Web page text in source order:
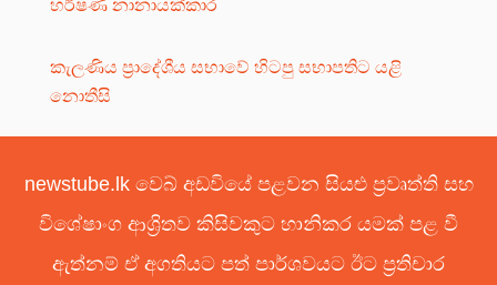
හර්ෂණ නානායක්කාර
කැලණිය ප්‍රාදේශීය සභාවේ හිටපු සභාපතිට යළි
නොතීසි
newstube.lk වෙබ් අඩවියේ පළවන සියළු ප්‍රවෘත්ති සහ
විශේෂාංග ආශ්‍රිතව කිසිවකුට හානිකර යමක් පළ වී
ඇත්නම් ඒ අගතියට පත් පාර්ශවයට ඊට ප්‍රතිචාර